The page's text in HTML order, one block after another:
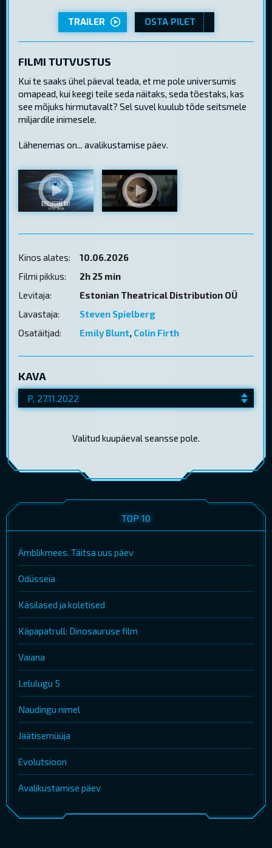
TRAILER OSTA PILET
FILMI TUTVUSTUS
Kui te saaks ühel päeval teada, et me pole universumis
omapead, kui keegi teile seda näitaks, seda tõestaks, kas
see mõjuks hirmutavalt? Sel suvel kuulub tõde seitsmele
miljardile inimesele.
Lähenemas on... avalikustamise päev.
Kinos alates:
10.06.2026
Filmi pikkus:
2h 25 min
Levitaja:
Estonian Theatrical Distribution OÜ
Lavastaja:
Steven Spielberg
Osatäitjad:
Emily Blunt, Colin Firth
KAVA
Valitud kuupäeval seansse pole.
TOP 10
Ämblikmees. Täitsa uus päev
Odüsseia
Käsilased ja koletised
Käpapatrull: Dinosauruse film
Vaiana
Lelulugu 5
Naudingu nimel
Jäätisemüüja
Evolutsioon
Avalikustamise päev